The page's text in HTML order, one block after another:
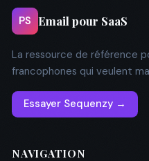
PS Email pour SaaS
La ressource de référence
francophones qui veulent
Essayer Sequenzy →
NAVIGATION